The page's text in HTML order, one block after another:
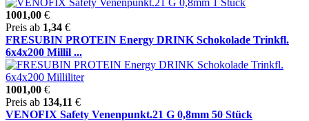
1001,00 €
Preis ab 1,34 €
FRESUBIN PROTEIN Energy DRINK Schokolade Trinkfl.
6x4x200 Millil ...
1001,00 €
Preis ab 134,11 €
VENOFIX Safety Venenpunkt.21 G 0,8mm 50 Stück